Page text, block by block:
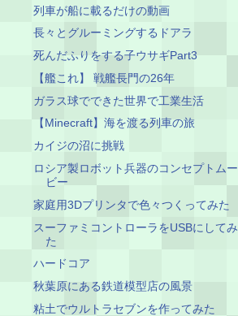
列車が船に載るだけの動画
長々とグルーミングするドアラ
死んだふりをする子ウサギPart3
【艦これ】 戦艦長門の26年
ガラス球でできた世界で工業生活
【Minecraft】海を渡る列車の旅
カイジの沼に挑戦
ロシア製ロボット兵器のコンセプトムー
ビー
家庭用3Dプリンタで色々つくってみた
スーファミコントローラをUSBにしてみ
た
ハードコア
秋葉原にある鉄道模型店の風景
粘土でウルトラセブンを作ってみた